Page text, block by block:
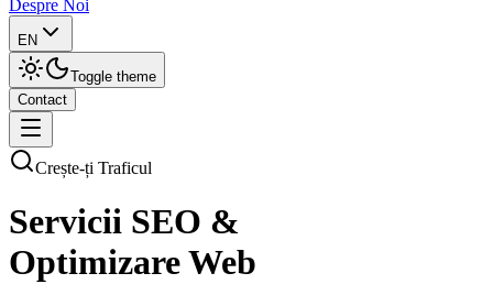
Despre Noi
EN
Toggle theme
Contact
Crește-ți Traficul
Servicii SEO &
Optimizare Web